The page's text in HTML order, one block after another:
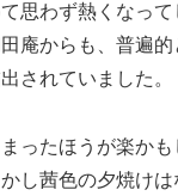
思わず熱くなっ
庵からも、普遍
されていました。
ったほうが楽か
し茜色の夕焼けは